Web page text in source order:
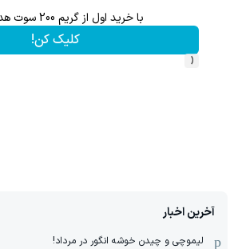
با خرید اول از گریم 200 سوت هدیه بگیر
کلیک کن!
‹
آخرین اخبار
لیموچی و چیدن خوشه انگور در مرداد!